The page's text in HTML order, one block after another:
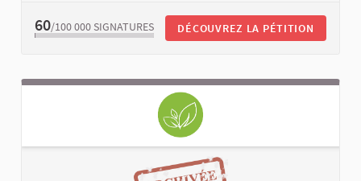
60/100 000 SIGNATURES DÉCOUVREZ LA PÉTITION